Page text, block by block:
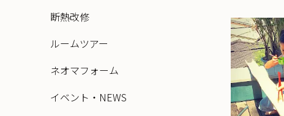
断熱改修
ルームツアー
ネオマフォーム
イベント・NEWS